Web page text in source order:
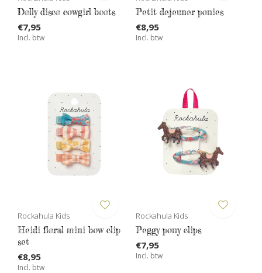
Dolly disco cowgirl boots
€7,95
Incl. btw
Petit dejeuner ponies
€8,95
Incl. btw
Rockahula Kids
Heidi floral mini bow clip
set
€8,95
Incl. btw
Rockahula Kids
Peggy pony clips
€7,95
Incl. btw